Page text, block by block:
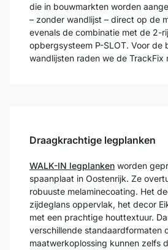
die in bouwmarkten worden
– zonder wandlijst – direct op de
evenals de combinatie met de 2-
opbergsysteem P-SLOT. Voor de
wandlijsten raden we de TrackFix
Draagkrachtige legplanken
WALK-IN legplanken worden
spaanplaat in Oostenrijk. Ze
robuuste melaminecoating. Het
zijdeglans oppervlak, het decor
met een prachtige houttextuur.
verschillende standaardformaten
maatwerkoplossing kunnen zelfs